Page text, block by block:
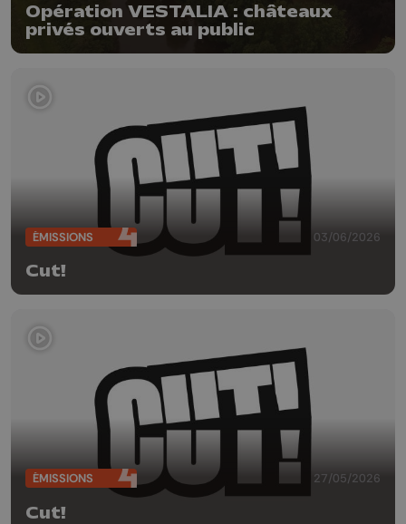
Opération VESTALIA : châteaux
privés ouverts au public
ÉMISSIONS 03/06/2026
Cut!
ÉMISSIONS 27/05/2026
Cut!